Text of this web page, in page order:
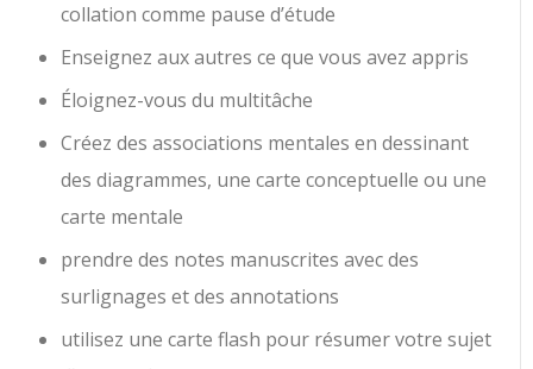
collation comme pause d’étude
Enseignez aux autres ce que vous avez appris
Éloignez-vous du multitâche
Créez des associations mentales en dessinant
des diagrammes, une carte conceptuelle ou une
carte mentale
prendre des notes manuscrites avec des
surlignages et des annotations
utilisez une carte flash pour résumer votre sujet